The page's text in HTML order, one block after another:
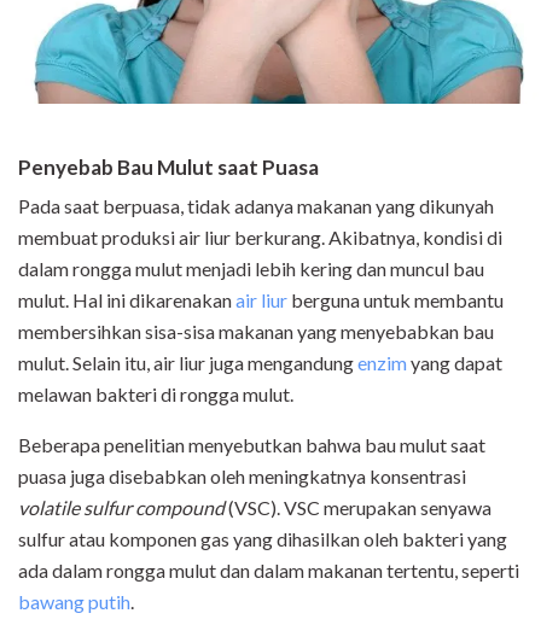
Penyebab Bau Mulut saat Puasa
Pada saat berpuasa, tidak adanya makanan yang dikunyah
membuat produksi air liur berkurang. Akibatnya, kondisi di
dalam rongga mulut menjadi lebih kering dan muncul bau
mulut. Hal ini dikarenakanair liur berguna untuk membantu
membersihkan sisa-sisa makanan yang menyebabkan bau
mulut. Selain itu, air liur juga mengandungenzimyang dapat
melawan bakteri di rongga mulut.
Beberapa penelitian menyebutkan bahwa bau mulut saat
puasa juga disebabkan oleh meningkatnya konsentrasi
volatile sulfur compound(VSC). VSC merupakan senyawa
sulfur atau komponen gas yang dihasilkan oleh bakteri yang
ada dalam rongga mulut dan dalam makanan tertentu, seperti
bawang putih